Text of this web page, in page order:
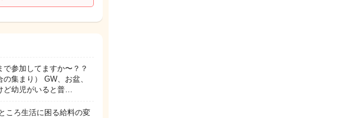
参加してますか〜？？
集まり） GW、お盆、
ど幼児がいると普…
ころ生活に困る給料の変